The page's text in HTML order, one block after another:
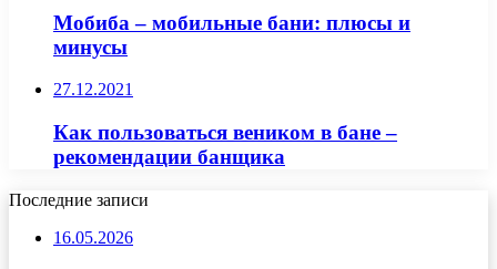
Мобиба – мобильные бани: плюсы и
минусы
27.12.2021
Как пользоваться веником в бане –
рекомендации банщика
Последние записи
16.05.2026